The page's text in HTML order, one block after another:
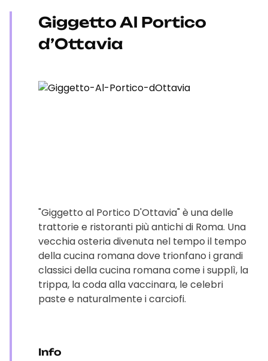
Giggetto Al Portico
d’Ottavia
"Giggetto al Portico D'Ottavia" è una delle
trattorie e ristoranti più antichi di Roma. Una
vecchia osteria divenuta nel tempo il tempo
della cucina romana dove trionfano i grandi
classici della cucina romana come i supplì, la
trippa, la coda alla vaccinara, le celebri
paste e naturalmente i carciofi.
Info